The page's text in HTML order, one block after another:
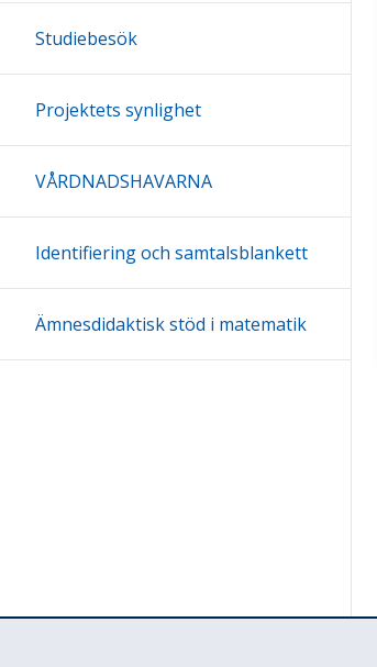
Studiebesök
Projektets synlighet
VÅRDNADSHAVARNA
Identifiering och samtalsblankett
Ämnesdidaktisk stöd i matematik